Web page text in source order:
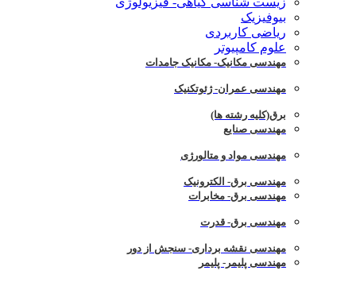
بیوفیزیک
ریاضی کاربردی
علوم کامپیوتر
مهندسی مکانیک- مکانیک جامدات
مهندسی عمران- ژئوتکنیک
برق(کلیه رشته ها)
مهندسی صنایع
مهندسی مواد و متالورژی
مهندسی برق- الکترونیک
مهندسی برق- مخابرات
مهندسی برق- قدرت
مهندسی نقشه برداری- سنجش از دور
مهندسی پلیمر- پلیمر